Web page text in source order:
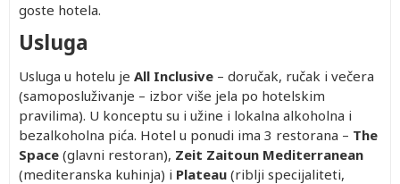
goste hotela.
Usluga
Usluga u hotelu je All Inclusive – doručak, ručak i večera
(samoposluživanje – izbor više jela po hotelskim
pravilima). U konceptu su i užine i lokalna alkoholna i
bezalkoholna pića. Hotel u ponudi ima 3 restorana – The
Space (glavni restoran), Zeit Zaitoun Mediterranean
(mediteranska kuhinja) i Plateau (riblji specijaliteti,